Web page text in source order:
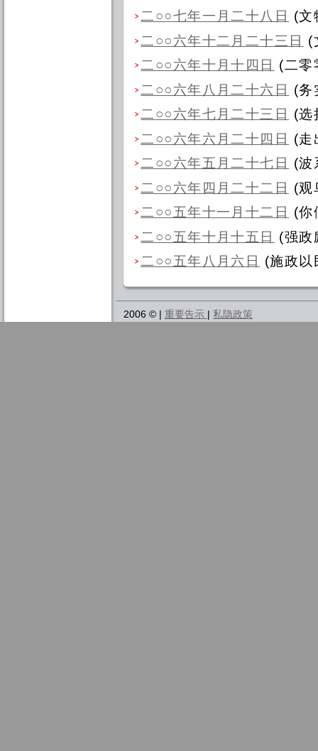
二○○七年一月二十八日
(文
二○○六年十二月二十三日 (
二○○六年十月十四日
(二零
二○○六年八月二十六日 (务
二○○六年七月二十三日
(选
二○○六年六月二十四日 (走
二○○六年五月二十七日
(波
二○○六年四月二十二日
(观
二○○五年十一月十二日
(你
二○○五年十月十五日
(强政
二○○五年八月六日
(施政以
2006 © | 重要告示 | 私隐政策